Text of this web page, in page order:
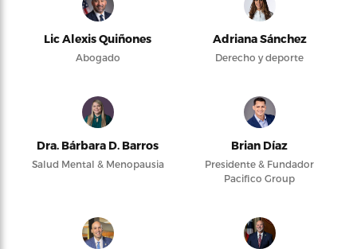
Lic Alexis Quiñones
Abogado
Adriana Sánchez
Derecho y deporte
Dra. Bárbara D. Barros
Salud Mental & Menopausia
Brian Díaz
Presidente & Fundador
Pacifico Group